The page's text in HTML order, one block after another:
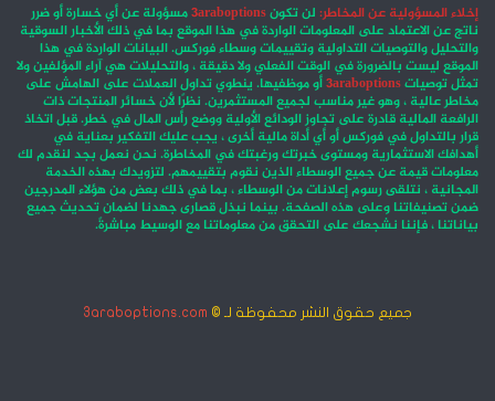
إخلاء المسؤولية عن المخاطر: لن تكون3araboptionsمسؤولة عن أي خسارة أو ضرر
ناتج عن الاعتماد على المعلومات الواردة في هذا الموقع بما في ذلك الأخبار السوقية
والتحليل والتوصيات التداولية وتقييمات وسطاء فوركس. البيانات الواردة في هذا
الموقع ليست بالضرورة في الوقت الفعلي ولا دقيقة ، والتحليلات هي آراء المؤلفين ولا
تمثل توصيات3araboptionsأو موظفيها. ينطوي تداول العملات على الهامش على
مخاطر عالية ، وهو غير مناسب لجميع المستثمرين. نظرًا لأن خسائر المنتجات ذات
الرافعة المالية قادرة على تجاوز الودائع الأولية ووضع رأس المال في خطر. قبل اتخاذ
قرار بالتداول في فوركس أو أي أداة مالية أخرى ، يجب عليك التفكير بعناية في
أهدافك الاستثمارية ومستوى خبرتك ورغبتك في المخاطرة. نحن نعمل بجد لنقدم لك
معلومات قيمة عن جميع الوسطاء الذين نقوم بتقييمهم. لتزويدك بهذه الخدمة
المجانية ، نتلقى رسوم إعلانات من الوسطاء ، بما في ذلك بعض من هؤلاء المدرجين
ضمن تصنيفاتنا وعلى هذه الصفحة. بينما نبذل قصارى جهدنا لضمان تحديث جميع
بياناتنا ، فإننا نشجعك على التحقق من معلوماتنا مع الوسيط مباشرةً.
جميع حقوق النشر محفوظة لـ © 3araboptions.com